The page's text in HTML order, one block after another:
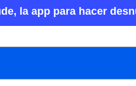
la app para hacer